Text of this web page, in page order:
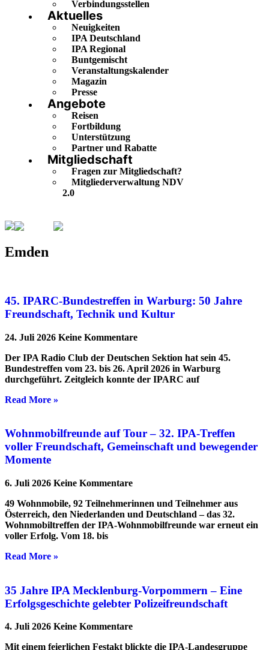
Verbindungsstellen
Aktuelles
Neuigkeiten
IPA Deutschland
IPA Regional
Buntgemischt
Veranstaltungskalender
Magazin
Presse
Angebote
Reisen
Fortbildung
Unterstützung
Partner und Rabatte
Mitgliedschaft
Fragen zur Mitgliedschaft?
Mitgliederverwaltung NDV
2.0
Emden
45. IPARC-Bundestreffen in Warburg: 50 Jahre
Freundschaft, Technik und Kultur
24. Juli 2026 Keine Kommentare
Der IPA Radio Club der Deutschen Sektion hat sein 45.
Bundestreffen vom 23. bis 26. April 2026 in Warburg
durchgeführt. Zeitgleich konnte der IPARC auf
Read More »
Wohnmobilfreunde auf Tour – 32. IPA-Treffen
voller Freundschaft, Gemeinschaft und bewegender
Momente
6. Juli 2026 Keine Kommentare
49 Wohnmobile, 92 Teilnehmerinnen und Teilnehmer aus
Österreich, den Niederlanden und Deutschland – das 32.
Wohnmobiltreffen der IPA-Wohnmobilfreunde war erneut ein
voller Erfolg. Vom 18. bis
Read More »
35 Jahre IPA Mecklenburg-Vorpommern – Eine
Erfolgsgeschichte gelebter Polizeifreundschaft
4. Juli 2026 Keine Kommentare
Mit einem feierlichen Festakt blickte die IPA-Landesgruppe